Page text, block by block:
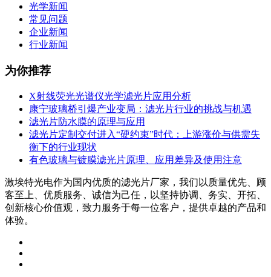
光学新闻
常见问题
企业新闻
行业新闻
为你推荐
X射线荧光光谱仪光学滤光片应用分析
康宁玻璃桥引爆产业变局：滤光片行业的挑战与机遇
滤光片防水膜的原理与应用
滤光片定制交付进入“硬约束”时代：上游涨价与供需失
衡下的行业现状
有色玻璃与镀膜滤光片原理、应用差异及使用注意
激埃特光电作为国内优质的滤光片厂家，我们以质量优先、顾
客至上、优质服务、诚信为己任，以坚持协调、务实、开拓、
创新核心价值观，致力服务于每一位客户，提供卓越的产品和
体验。